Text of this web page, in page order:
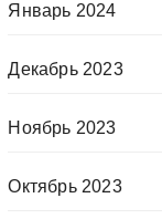
Январь 2024
Декабрь 2023
Ноябрь 2023
Октябрь 2023